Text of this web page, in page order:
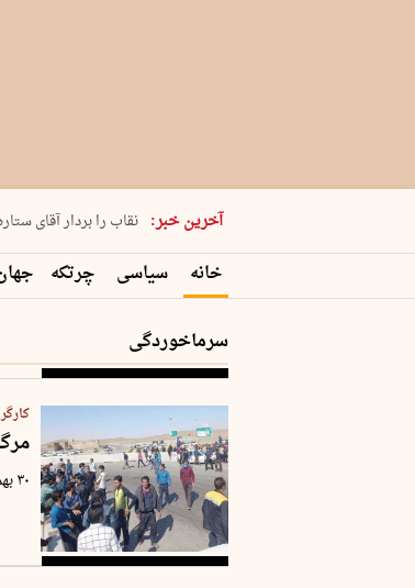
آخرین خبر:
پنجشنبه 15 مرداد 1405 شماره 2243
نقاب را بردار آقای
کدام فوتبال؟
فرعون در قلب دریای
برگزاری کنسرت
خانه سیاسی چرتکه
سرماخوردگی
۳۰ بهمن ۱۴۰۴